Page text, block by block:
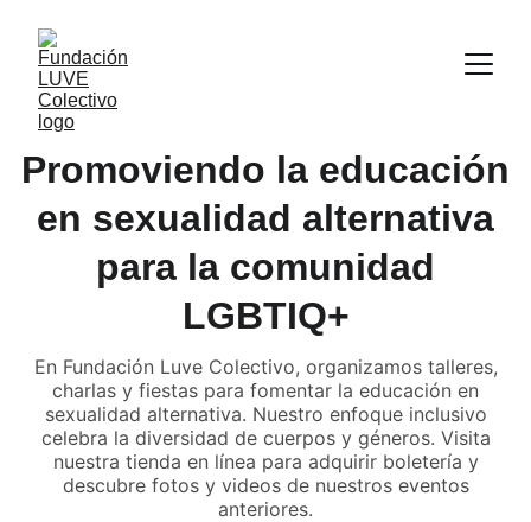
Promoviendo la educación
en sexualidad alternativa
para la comunidad
LGBTIQ+
En Fundación Luve Colectivo, organizamos talleres,
charlas y fiestas para fomentar la educación en
sexualidad alternativa. Nuestro enfoque inclusivo
celebra la diversidad de cuerpos y géneros. Visita
nuestra tienda en línea para adquirir boletería y
descubre fotos y videos de nuestros eventos
anteriores.